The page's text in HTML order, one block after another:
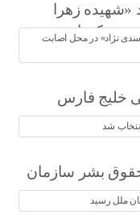
زهرا
موشک‌های
خلیج فارس
بشر سازمان